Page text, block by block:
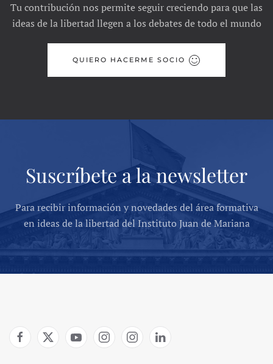
Tu contribución nos permite seguir creciendo para que las
ideas de la libertad llegen a los debates de todo el mundo
QUIERO HACERME SOCIO
Suscríbete a la newsletter
Para recibir información y novedades del área formativa
en ideas de la libertad del Instituto Juan de Mariana